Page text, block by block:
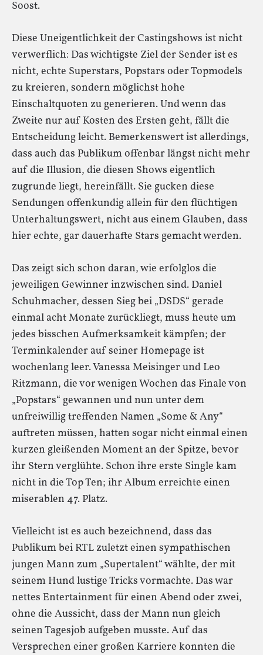
Soost.
Diese Uneigentlichkeit der Castingshows ist nicht
verwerflich: Das wichtigste Ziel der Sender ist es
nicht, echte Superstars, Popstars oder Topmodels
zu kreieren, sondern möglichst hohe
Einschaltquoten zu generieren. Und wenn das
Zweite nur auf Kosten des Ersten geht, fällt die
Entscheidung leicht. Bemerkenswert ist allerdings,
dass auch das Publikum offenbar längst nicht mehr
auf die Illusion, die diesen Shows eigentlich
zugrunde liegt, hereinfällt. Sie gucken diese
Sendungen offenkundig allein für den flüchtigen
Unterhaltungswert, nicht aus einem Glauben, dass
hier echte, gar dauerhafte Stars gemacht werden.
Das zeigt sich schon daran, wie erfolglos die
jeweiligen Gewinner inzwischen sind. Daniel
Schuhmacher, dessen Sieg bei „DSDS“ gerade
einmal acht Monate zurückliegt, muss heute um
jedes bisschen Aufmerksamkeit kämpfen; der
Terminkalender auf seiner Homepage ist
wochenlang leer. Vanessa Meisinger und Leo
Ritzmann, die vor wenigen Wochen das Finale von
„Popstars“ gewannen und nun unter dem
unfreiwillig treffenden Namen „Some & Any“
auftreten müssen, hatten sogar nicht einmal einen
kurzen gleißenden Moment an der Spitze, bevor
ihr Stern verglühte. Schon ihre erste Single kam
nicht in die Top Ten; ihr Album erreichte einen
miserablen 47. Platz.
Vielleicht ist es auch bezeichnend, dass das
Publikum bei RTL zuletzt einen sympathischen
jungen Mann zum „Supertalent“ wählte, der mit
seinem Hund lustige Tricks vormachte. Das war
nettes Entertainment für einen Abend oder zwei,
ohne die Aussicht, dass der Mann nun gleich
seinen Tagesjob aufgeben musste. Auf das
Versprechen einer großen Karriere konnten die